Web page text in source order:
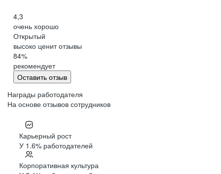
4,3
очень хорошо
Открытый
высоко ценит отзывы
84%
рекомендует
Оставить отзыв
Награды работодателя
На основе отзывов сотрудников
Карьерный рост
У 1.6% работодателей
Корпоративная культура